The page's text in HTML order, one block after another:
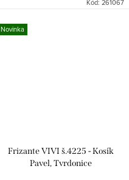
poměrem kvalita/cena.
Kód: 261067
Novinka
Frizante VIVI š.4225 - Kosík
Pavel, Tvrdonice